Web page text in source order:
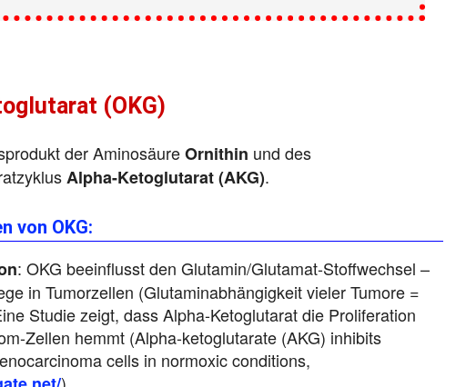
(OKG)
der AminosäureOrnithin und des
Alpha-Ketoglutarat (AKG).
von OKG:
: OKG beeinflusst den Glutamin/Glutamat-Stoffwechsel –
in Tumorzellen (Glutaminabhängigkeit vieler Tumore =
Studie zeigt, dass Alpha-Ketoglutarat die Proliferation
Zellen hemmt (Alpha-ketoglutarate (AKG) inhibits
cells in normoxic conditions,
).